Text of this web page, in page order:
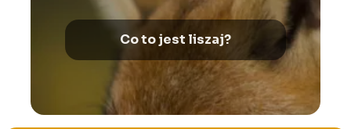
Co to jest liszaj?